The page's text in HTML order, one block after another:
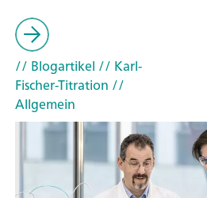
// Blogartikel // Karl-
Fischer-Titration //
Allgemein